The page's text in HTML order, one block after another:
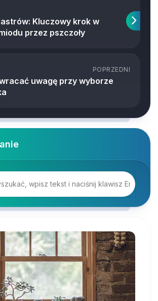
Kluczowy krok w
przez pszczoły
POPRZEDNI
uwagę przy wyborze